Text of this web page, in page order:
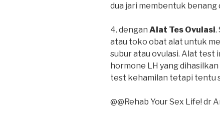
dua jari membentuk benang
4. dengan Alat Tes Ovulasi.
atau toko obat alat untuk
subur atau ovulasi. Alat test
hormone LH yang
test kehamilan tetapi tentu
@@Rehab Your Sex Life! dr